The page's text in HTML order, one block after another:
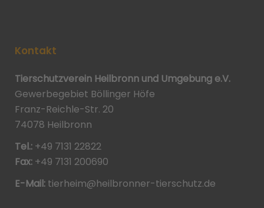
Kontakt
Tierschutzverein Heilbronn und Umgebung e.V.
Gewerbegebiet Böllinger Höfe
Franz-Reichle-Str. 20
74078 Heilbronn
Tel.: +49 7131 22822
Fax: +49 7131 200690
E-Mail: tierheim@heilbronner-tierschutz.de